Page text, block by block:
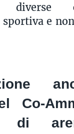
diverse
e
Co-
di